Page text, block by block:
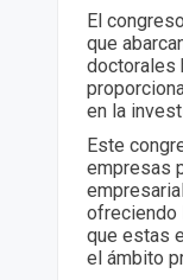
El
que
doctorales
en la
Este
empresas
ofreciendo
que estas
el ámbito